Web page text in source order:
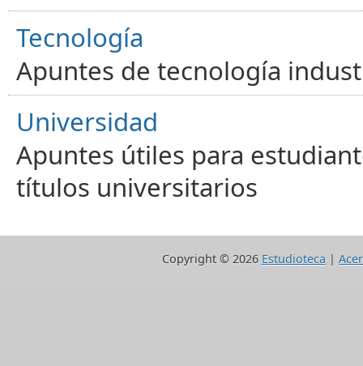
Tecnología
Apuntes de tecnología
Universidad
Apuntes útiles para
títulos universitarios
Copyright © 2026 Estudioteca |